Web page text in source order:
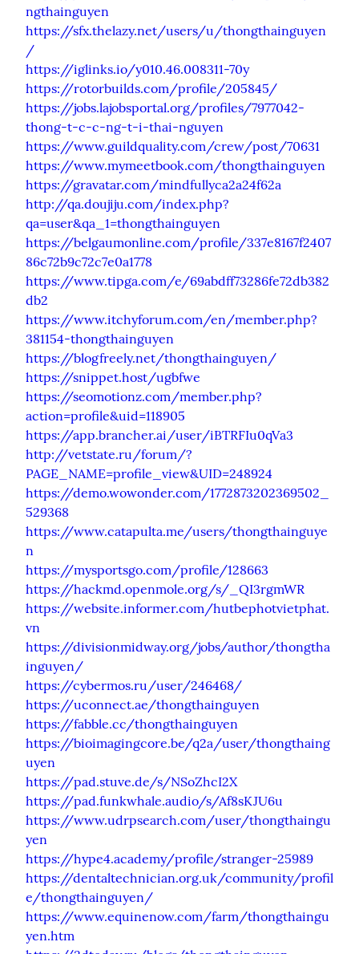
ngthainguyen
https://sfx.thelazy.net/users/u/thongthainguyen
/
https://iglinks.io/y010.46.008311-70y
https://rotorbuilds.com/profile/205845/
https://jobs.lajobsportal.org/profiles/7977042-
thong-t-c-c-ng-t-i-thai-nguyen
https://www.guildquality.com/crew/post/70631
https://www.mymeetbook.com/thongthainguyen
https://gravatar.com/mindfullyca2a24f62a
http://qa.doujiju.com/index.php?
qa=user&qa_1=thongthainguyen
https://belgaumonline.com/profile/337e8167f2407
86c72b9c72c7e0a1778
https://www.tipga.com/e/69abdff73286fe72db382
db2
https://www.itchyforum.com/en/member.php?
381154-thongthainguyen
https://blogfreely.net/thongthainguyen/
https://snippet.host/ugbfwe
https://seomotionz.com/member.php?
action=profile&uid=118905
https://app.brancher.ai/user/iBTRFIu0qVa3
http://vetstate.ru/forum/?
PAGE_NAME=profile_view&UID=248924
https://demo.wowonder.com/1772873202369502_
529368
https://www.catapulta.me/users/thongthainguye
n
https://mysportsgo.com/profile/128663
https://hackmd.openmole.org/s/_QI3rgmWR
https://website.informer.com/hutbephotvietphat.
vn
https://divisionmidway.org/jobs/author/thongtha
inguyen/
https://cybermos.ru/user/246468/
https://uconnect.ae/thongthainguyen
https://fabble.cc/thongthainguyen
https://bioimagingcore.be/q2a/user/thongthaing
uyen
https://pad.stuve.de/s/NSoZhcI2X
https://pad.funkwhale.audio/s/Af8sKJU6u
https://www.udrpsearch.com/user/thongthaingu
yen
https://hype4.academy/profile/stranger-25989
https://dentaltechnician.org.uk/community/profil
e/thongthainguyen/
https://www.equinenow.com/farm/thongthaingu
yen.htm